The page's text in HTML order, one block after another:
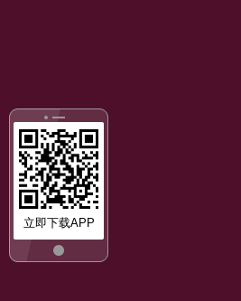
立即下载APP